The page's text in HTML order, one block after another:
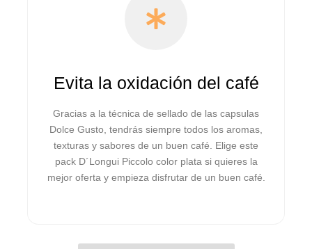
Evita la oxidación del café
Gracias a la técnica de sellado de las capsulas
Dolce Gusto, tendrás siempre todos los aromas,
texturas y sabores de un buen café. Elige este
pack D´Longui Piccolo color plata si quieres la
mejor oferta y empieza disfrutar de un buen café.